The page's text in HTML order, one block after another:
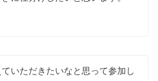
いただきたいなと思って参加し